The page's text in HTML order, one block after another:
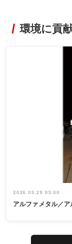
環境に貢
2026.05.29 05:00
アルファメタル／